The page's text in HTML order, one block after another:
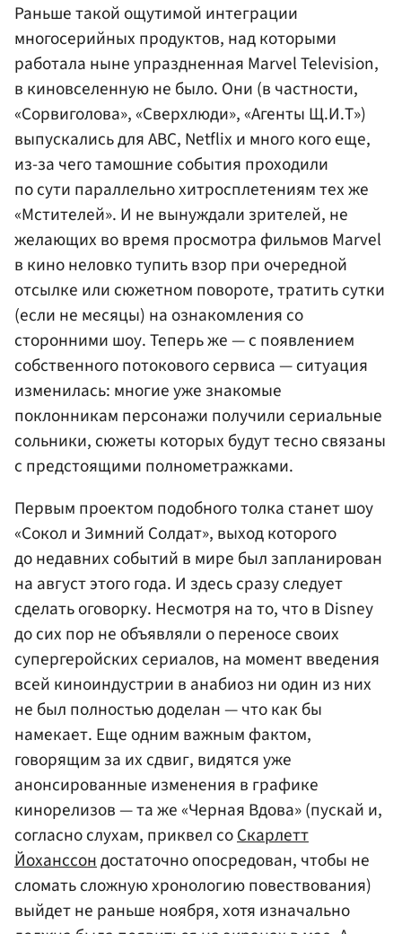
Раньше такой ощутимой интеграции
многосерийных продуктов, над которыми
работала ныне упраздненная Marvel Television,
в киновселенную не было. Они (в частности,
«Сорвиголова», «Сверхлюди», «Агенты Щ.И.Т»)
выпускались для ABC, Netflix и много кого еще,
из-за чего тамошние события проходили
по сути параллельно хитросплетениям тех же
«Мстителей». И не вынуждали зрителей, не
желающих во время просмотра фильмов Marvel
в кино неловко тупить взор при очередной
отсылке или сюжетном повороте, тратить сутки
(если не месяцы) на ознакомления со
сторонними шоу. Теперь же — с появлением
собственного потокового сервиса — ситуация
изменилась: многие уже знакомые
поклонникам персонажи получили сериальные
сольники, сюжеты которых будут тесно связаны
с предстоящими полнометражками.
Первым проектом подобного толка станет шоу
«Сокол и Зимний Солдат», выход которого
до недавних событий в мире был запланирован
на август этого года. И здесь сразу следует
сделать оговорку. Несмотря на то, что в Disney
до сих пор не объявляли о переносе своих
супергеройских сериалов, на момент введения
всей киноиндустрии в анабиоз ни один из них
не был полностью доделан — что как бы
намекает. Еще одним важным фактом,
говорящим за их сдвиг, видятся уже
анонсированные изменения в графике
кинорелизов — та же «Черная Вдова» (пускай и,
согласно слухам, приквел соСкарлетт
Йоханссондостаточно опосредован, чтобы не
сломать сложную хронологию повествования)
выйдет не раньше ноября, хотя изначально